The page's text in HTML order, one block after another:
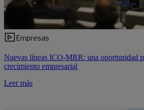
Empresas
Nuevas líneas ICO-MRR: una oportunidad
crecimiento empresarial
Leer más